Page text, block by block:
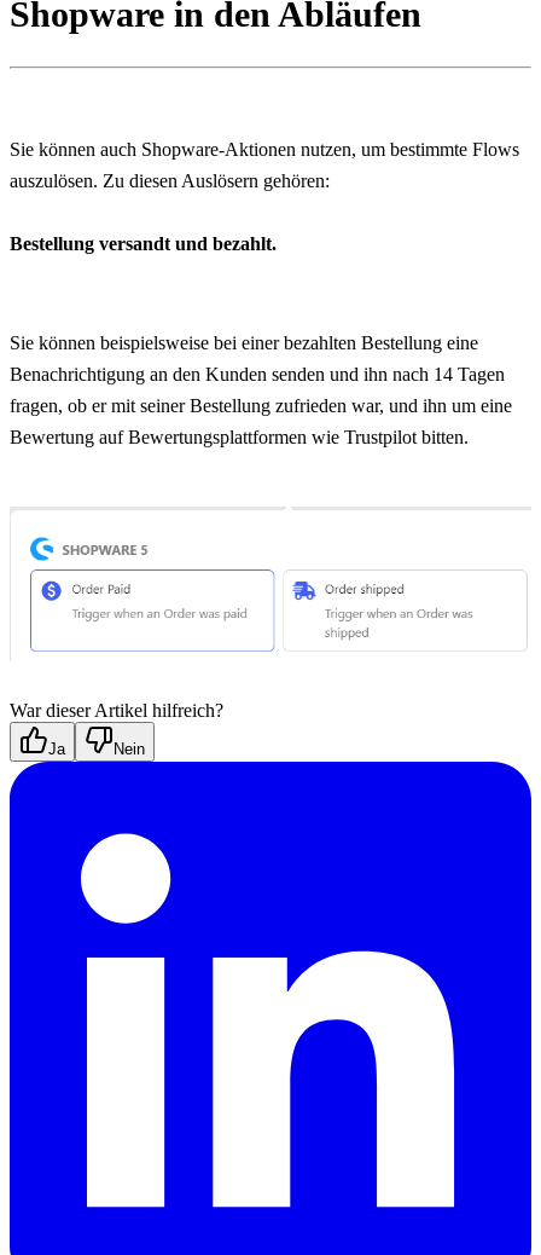
Shopware in den Abläufen
Sie können auch Shopware-Aktionen nutzen, um bestimmte Flows
auszulösen. Zu diesen Auslösern gehören:
Bestellung versandt und bezahlt.
Sie können beispielsweise bei einer bezahlten Bestellung eine
Benachrichtigung an den Kunden senden und ihn nach 14 Tagen
fragen, ob er mit seiner Bestellung zufrieden war, und ihn um eine
Bewertung auf Bewertungsplattformen wie Trustpilot bitten.
War dieser Artikel hilfreich?
Ja Nein